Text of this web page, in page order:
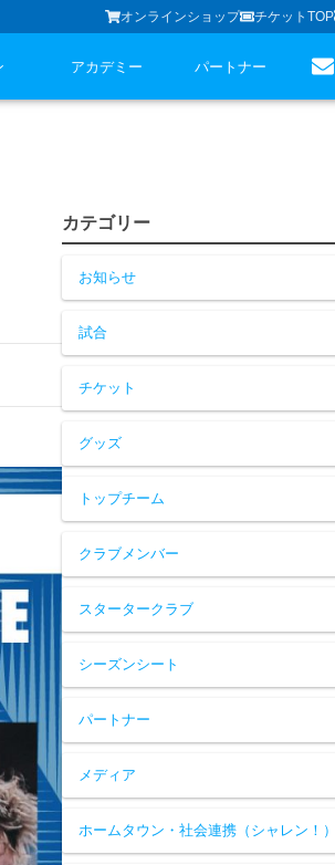
オンラインショップ チケットTOP
アカデミー パートナー
カテゴリー
お知らせ
試合
チケット
グッズ
トップチーム
クラブメンバー
スタータークラブ
シーズンシート
パートナー
メディア
ホームタウン・社会連携（シャレン！）